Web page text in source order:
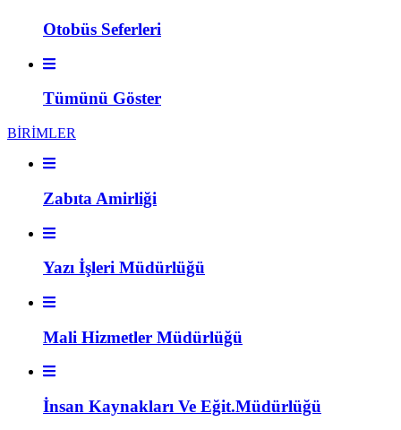
Otobüs Seferleri
Tümünü Göster
BİRİMLER
Zabıta Amirliği
Yazı İşleri Müdürlüğü
Mali Hizmetler Müdürlüğü
İnsan Kaynakları Ve Eğit.Müdürlüğü